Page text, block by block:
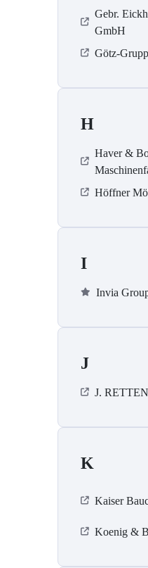
Gebr.
GmbH
Götz-
H
Haver &
Höffner
I
Invia
J
J.
K
Kaiser
Koenig &